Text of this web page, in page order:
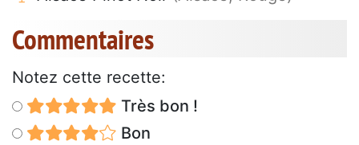
Commentaires
Notez cette recette:
Très bon !
Bon